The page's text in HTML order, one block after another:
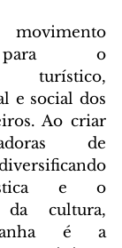
para o
turístico,
e social dos
Ao criar
de
e o
da cultura,
é a